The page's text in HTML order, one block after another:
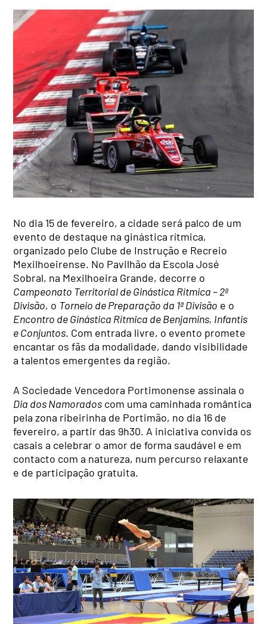
No dia 15 de fevereiro, a cidade será palco de um
evento de destaque na ginástica rítmica,
organizado pelo Clube de Instrução e Recreio
Mexilhoeirense. No Pavilhão da Escola José
Sobral, na Mexilhoeira Grande, decorre o
Campeonato Territorial de Ginástica Rítmica – 2ª
Divisão, o Torneio de Preparação da 1ª Divisão e o
Encontro de Ginástica Rítmica de Benjamins, Infantis
e Conjuntos. Com entrada livre, o evento promete
encantar os fãs da modalidade, dando visibilidade
a talentos emergentes da região.
A Sociedade Vencedora Portimonense assinala o
Dia dos Namorados com uma caminhada romântica
pela zona ribeirinha de Portimão, no dia 16 de
fevereiro, a partir das 9h30. A iniciativa convida os
casais a celebrar o amor de forma saudável e em
contacto com a natureza, num percurso relaxante
e de participação gratuita.